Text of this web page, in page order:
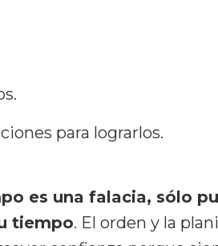
para lograrlos.
es una falacia, sólo
tiempo. El orden y la